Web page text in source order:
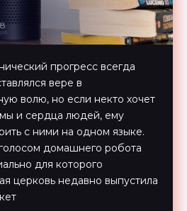
прогресс всегда
вере в
волю, но если некто хочет
и сердца людей, ему
с ними на одном языке.
домашнего робота
для которого
церковь недавно выпустила